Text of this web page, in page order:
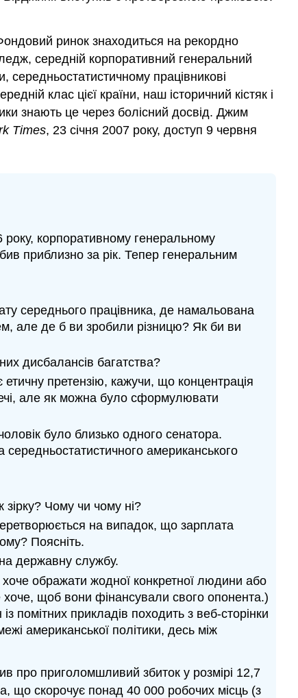
ринок знаходиться на рекордно
середній корпоративний генеральний
середньостатистичному працівникові
клас цієї країни, наш історичний кістяк і
знають це через болісний досвід. Джим
Times, 23 січня 2007 року, доступ 9 червня
корпоративному генеральному
приблизно за рік. Тепер генеральним
середнього працівника, де намальована
але де б ви зробили різницю? Як би ви
дисбалансів багатства?
претензію, кажучи, що концентрація
але як можна було сформулювати
було близько одного сенатора.
американського
Чому чи чому ні?
на випадок, що зарплата
Поясніть.
державну службу.
ображати жодної конкретної людини або
хоче, щоб вони фінансували свого опонента.)
помітних прикладів походить з веб-сторінки
американської політики, десь між
про приголомшливий збиток у розмірі 12,7
що скорочує понад 40 000 робочих місць (з